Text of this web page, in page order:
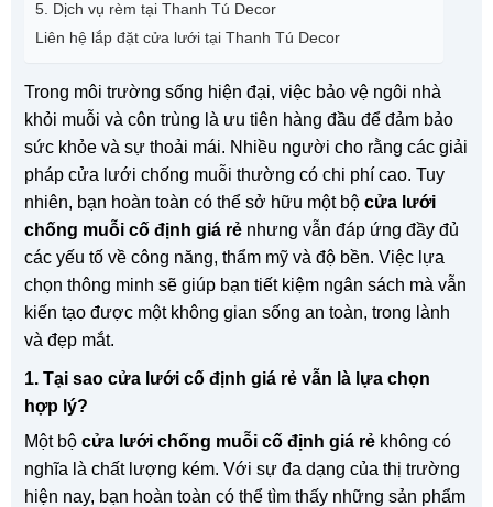
5. Dịch vụ rèm tại Thanh Tú Decor
Liên hệ lắp đặt cửa lưới tại Thanh Tú Decor
Trong môi trường sống hiện đại, việc bảo vệ ngôi nhà
khỏi muỗi và côn trùng là ưu tiên hàng đầu để đảm bảo
sức khỏe và sự thoải mái. Nhiều người cho rằng các giải
pháp cửa lưới chống muỗi thường có chi phí cao. Tuy
nhiên, bạn hoàn toàn có thể sở hữu một bộ cửa lưới
chống muỗi cố định giá rẻ nhưng vẫn đáp ứng đầy đủ
các yếu tố về công năng, thẩm mỹ và độ bền. Việc lựa
chọn thông minh sẽ giúp bạn tiết kiệm ngân sách mà vẫn
kiến tạo được một không gian sống an toàn, trong lành
và đẹp mắt.
1. Tại sao cửa lưới cố định giá rẻ vẫn là lựa chọn
hợp lý?
Một bộ cửa lưới chống muỗi cố định giá rẻ không có
nghĩa là chất lượng kém. Với sự đa dạng của thị trường
hiện nay, bạn hoàn toàn có thể tìm thấy những sản phẩm